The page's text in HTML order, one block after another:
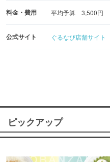
料金・費用 平均予算 3,500円
公式サイト ぐるなび店舗サイト
ピックアップ